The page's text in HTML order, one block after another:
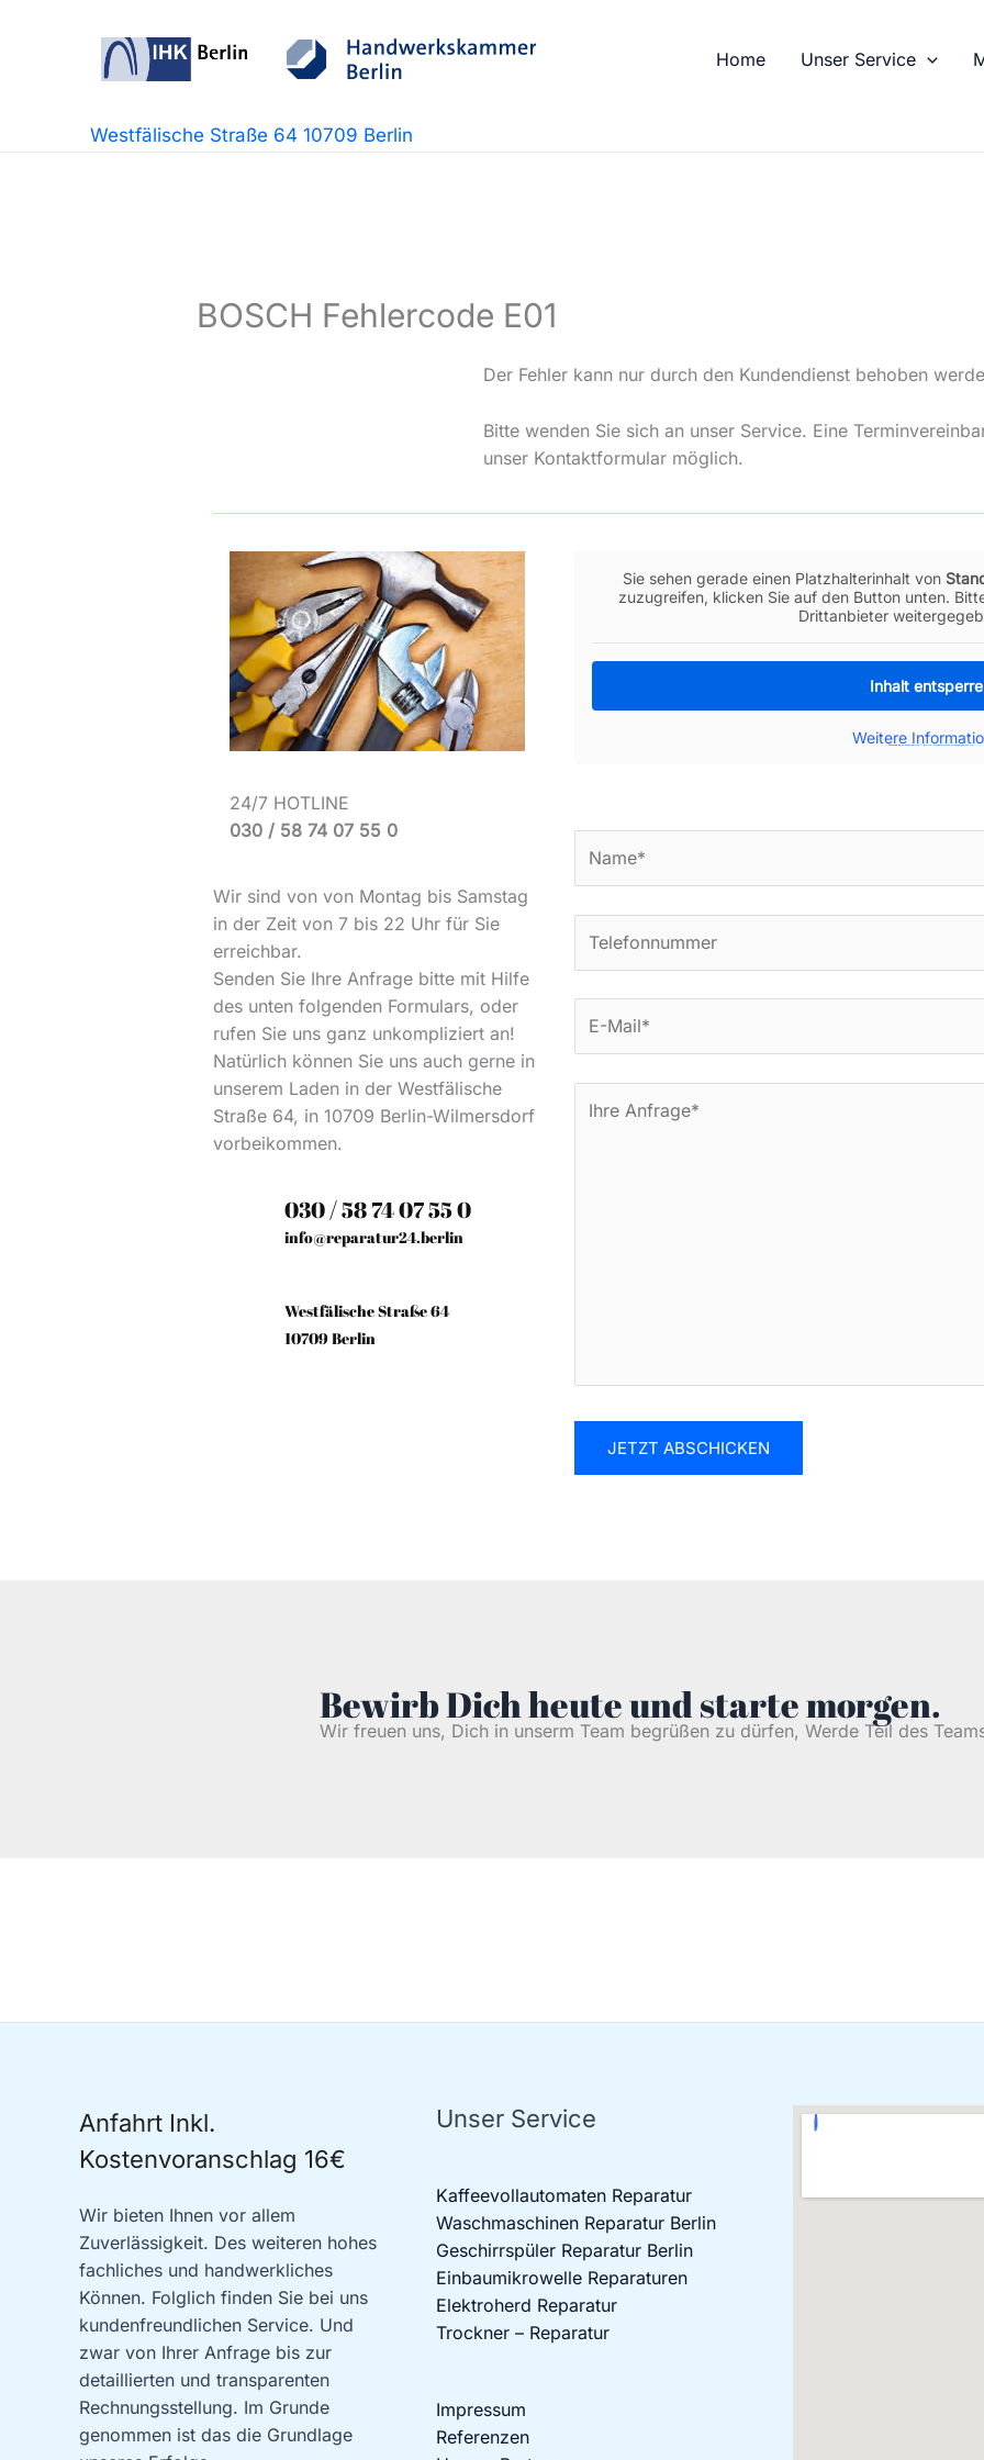
Home Unser Service
Westfälische Straße 64 10709 Berlin
BOSCH Fehlercode E01
Der Fehler kann nur durch den Kundendienst behoben
Bitte wenden Sie sich an unser Service. Eine
unser Kontaktformular möglich.
24/7 HOTLINE
030 / 58 74 07 55 0
Wir sind von von Montag bis Samstag
in der Zeit von 7 bis 22 Uhr für Sie
erreichbar.
Senden Sie Ihre Anfrage bitte mit Hilfe
des unten folgenden Formulars, oder
rufen Sie uns ganz unkompliziert an!
Natürlich können Sie uns auch gerne in
unserem Laden in der Westfälische
Straße 64, in 10709 Berlin-Wilmersdorf
vorbeikommen.
030 / 58 74 07 55 0
info@reparatur24.berlin
Westfälische Straße 64
10709 Berlin
Sie sehen gerade einen Platzhalterinhalt von
zuzugreifen, klicken Sie auf den Button unten.
Drittanbieter
Inhalt
Weitere
Bewirb Dich heute und starte morgen.
Wir freuen uns, Dich in unserm Team begrüßen zu dürfen, Werde Teil des
Anfahrt Inkl.
Kostenvoranschlag 16€
Wir bieten Ihnen vor allem
Zuverlässigkeit. Des weiteren hohes
fachliches und handwerkliches
Können. Folglich finden Sie bei uns
kundenfreundlichen Service. Und
zwar von Ihrer Anfrage bis zur
detaillierten und transparenten
Rechnungsstellung. Im Grunde
genommen ist das die Grundlage
Unser Service
Kaffeevollautomaten Reparatur
Waschmaschinen Reparatur Berlin
Geschirrspüler Reparatur Berlin
Einbaumikrowelle Reparaturen
Elektroherd Reparatur
Trockner – Reparatur
Impressum
Referenzen